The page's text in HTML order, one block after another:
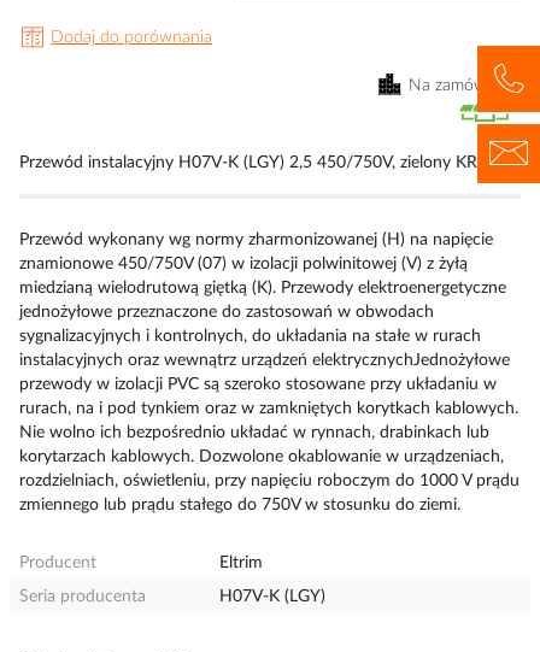
Dodaj do porównania
Na zamówienie
Przewód instalacyjny H07V-K (LGY) 2,5 450/750V, zielony KRĄŻEK
Przewód wykonany wg normy zharmonizowanej (H) na napięcie
znamionowe 450/750V (07) w izolacji polwinitowej (V) z żyłą
miedzianą wielodrutową giętką (K). Przewody elektroenergetyczne
jednożyłowe przeznaczone do zastosowań w obwodach
sygnalizacyjnych i kontrolnych, do układania na stałe w rurach
instalacyjnych oraz wewnątrz urządzeń elektrycznychJednożyłowe
przewody w izolacji PVC są szeroko stosowane przy układaniu w
rurach, na i pod tynkiem oraz w zamkniętych korytkach kablowych.
Nie wolno ich bezpośrednio układać w rynnach, drabinkach lub
korytarzach kablowych. Dozwolone okablowanie w urządzeniach,
rozdzielniach, oświetleniu, przy napięciu roboczym do 1000 V prądu
zmiennego lub prądu stałego do 750V w stosunku do ziemi.
Producent
Eltrim
Seria producenta
H07V-K (LGY)